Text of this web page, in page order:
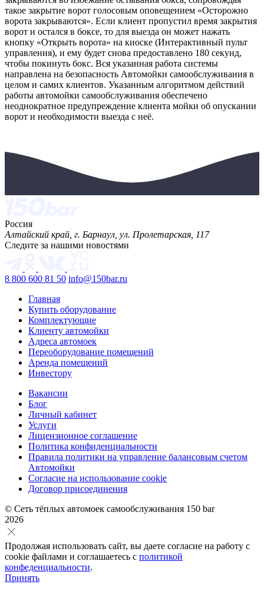
такое закрытие ворот голосовым оповещением «Осторожно
ворота закрываются». Если клиент пропустил время закрытия
ворот и остался в боксе, то для выезда он может нажать
кнопку «Открыть ворота» на киоске (Интерактивный пульт
управления), и ему будет снова предоставлено 180 секунд,
чтобы покинуть бокс. Вся указанная работа системы
направлена на безопасность Автомойки самообслуживания в
целом и самих клиентов. Указанным алгоритмом действий
работы автомойки самообслуживания обеспечено
неоднократное предупреждение клиента мойки об опускании
ворот и необходимости выезда с неё.
Россия
Алтайский край, г. Барнаул, ул. Пролетарская, 117
Следите за нашими новостями
8 800 600 81 50 info@150bar.ru
Главная
Купить оборудование
Комплектующие
Клиенту автомойки
Адреса автомоек
Переоборудование помещений
Аренда помещений
Инвестору
Вакансии
Блог
Личный кабинет
Услуги
Лицензионное соглашение
Политика конфиденциальности
Правила политики на управление балансовым счетом
Автомойки
Согласие на использование cookie
Договор присоединения
© Сеть тёплых автомоек самообслуживания 150 bar
2026
Продолжая использовать сайт, вы даете согласие на работу с
cookie файлами и соглашаетесь с политикой
конфеденциальности.
Принять